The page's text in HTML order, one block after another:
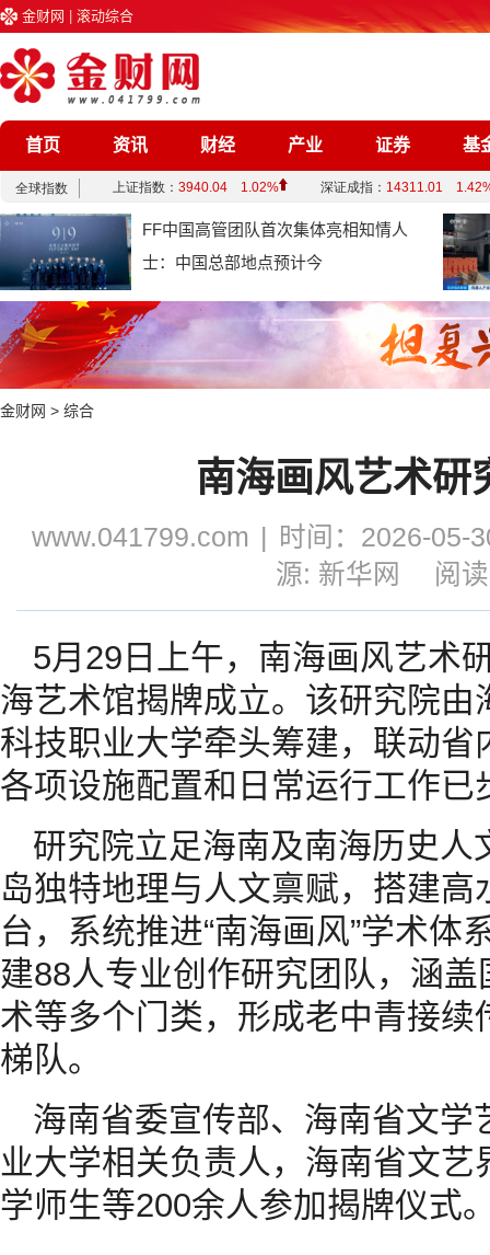
金财网 滚动综合
首页 资讯 财经 产业 证券 基
企业 文化 娱乐
综合
FF中国高管团队首次集体亮相知情人
士：中国总部地点预计今
金财网 > 综合
南海画风艺术研
www.041799.com
时间：2026-05-
源: 新华网
阅
5月29日上午，南海画风艺术
海艺术馆揭牌成立。该研究院
科技职业大学牵头筹建，联动
各项设施配置和日常运行工作已
研究院立足海南及南海历史
岛独特地理与人文禀赋，搭建
台，系统推进“南海画风”学术体
建88人专业创作研究团队，涵
术等多个门类，形成老中青接
梯队。
海南省委宣传部、海南省文
业大学相关负责人，海南省文
学师生等200余人参加揭牌仪式